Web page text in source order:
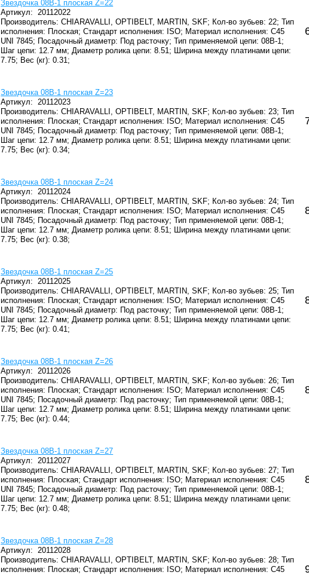
Звездочка 08B-1 плоская Z=22
Артикул:20112022
Производитель: CHIARAVALLI, OPTIBELT, MARTIN, SKF; Кол-во зубьев: 22; Тип
исполнения: Плоская; Стандарт исполнения: ISO; Материал исполнения: C45
UNI 7845; Посадочный диаметр: Под расточку; Тип применяемой цепи: 08B-1;
Шаг цепи: 12.7 мм; Диаметр ролика цепи: 8.51; Ширина между платинами цепи:
7.75; Вес (кг): 0.31;
Звездочка 08B-1 плоская Z=23
Артикул:20112023
Производитель: CHIARAVALLI, OPTIBELT, MARTIN, SKF; Кол-во зубьев: 23; Тип
исполнения: Плоская; Стандарт исполнения: ISO; Материал исполнения: C45
UNI 7845; Посадочный диаметр: Под расточку; Тип применяемой цепи: 08B-1;
Шаг цепи: 12.7 мм; Диаметр ролика цепи: 8.51; Ширина между платинами цепи:
7.75; Вес (кг): 0.34;
Звездочка 08B-1 плоская Z=24
Артикул:20112024
Производитель: CHIARAVALLI, OPTIBELT, MARTIN, SKF; Кол-во зубьев: 24; Тип
исполнения: Плоская; Стандарт исполнения: ISO; Материал исполнения: C45
UNI 7845; Посадочный диаметр: Под расточку; Тип применяемой цепи: 08B-1;
Шаг цепи: 12.7 мм; Диаметр ролика цепи: 8.51; Ширина между платинами цепи:
7.75; Вес (кг): 0.38;
Звездочка 08B-1 плоская Z=25
Артикул:20112025
Производитель: CHIARAVALLI, OPTIBELT, MARTIN, SKF; Кол-во зубьев: 25; Тип
исполнения: Плоская; Стандарт исполнения: ISO; Материал исполнения: C45
UNI 7845; Посадочный диаметр: Под расточку; Тип применяемой цепи: 08B-1;
Шаг цепи: 12.7 мм; Диаметр ролика цепи: 8.51; Ширина между платинами цепи:
7.75; Вес (кг): 0.41;
Звездочка 08B-1 плоская Z=26
Артикул:20112026
Производитель: CHIARAVALLI, OPTIBELT, MARTIN, SKF; Кол-во зубьев: 26; Тип
исполнения: Плоская; Стандарт исполнения: ISO; Материал исполнения: C45
UNI 7845; Посадочный диаметр: Под расточку; Тип применяемой цепи: 08B-1;
Шаг цепи: 12.7 мм; Диаметр ролика цепи: 8.51; Ширина между платинами цепи:
7.75; Вес (кг): 0.44;
Звездочка 08B-1 плоская Z=27
Артикул:20112027
Производитель: CHIARAVALLI, OPTIBELT, MARTIN, SKF; Кол-во зубьев: 27; Тип
исполнения: Плоская; Стандарт исполнения: ISO; Материал исполнения: C45
UNI 7845; Посадочный диаметр: Под расточку; Тип применяемой цепи: 08B-1;
Шаг цепи: 12.7 мм; Диаметр ролика цепи: 8.51; Ширина между платинами цепи:
7.75; Вес (кг): 0.48;
Звездочка 08B-1 плоская Z=28
Артикул:20112028
Производитель: CHIARAVALLI, OPTIBELT, MARTIN, SKF; Кол-во зубьев: 28; Тип
исполнения: Плоская; Стандарт исполнения: ISO; Материал исполнения: C45